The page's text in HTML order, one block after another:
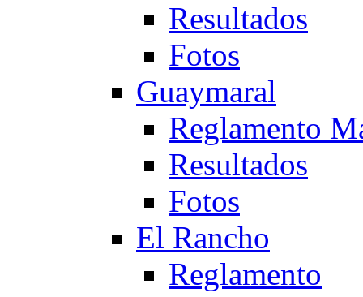
Resultados
Fotos
Guaymaral
Reglamento
Resultados
Fotos
El Rancho
Reglamento